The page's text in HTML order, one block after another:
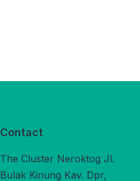
Contact
The Cluster Neroktog Jl.
Bulak Kinung Kav. Dpr,